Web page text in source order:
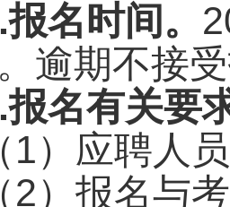
名时间。
逾期不接
报名有关要
应聘人员
报名与考